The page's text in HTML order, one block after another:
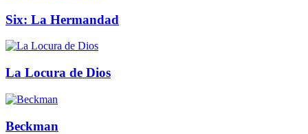
Six: La Hermandad
La Locura de Dios
Beckman